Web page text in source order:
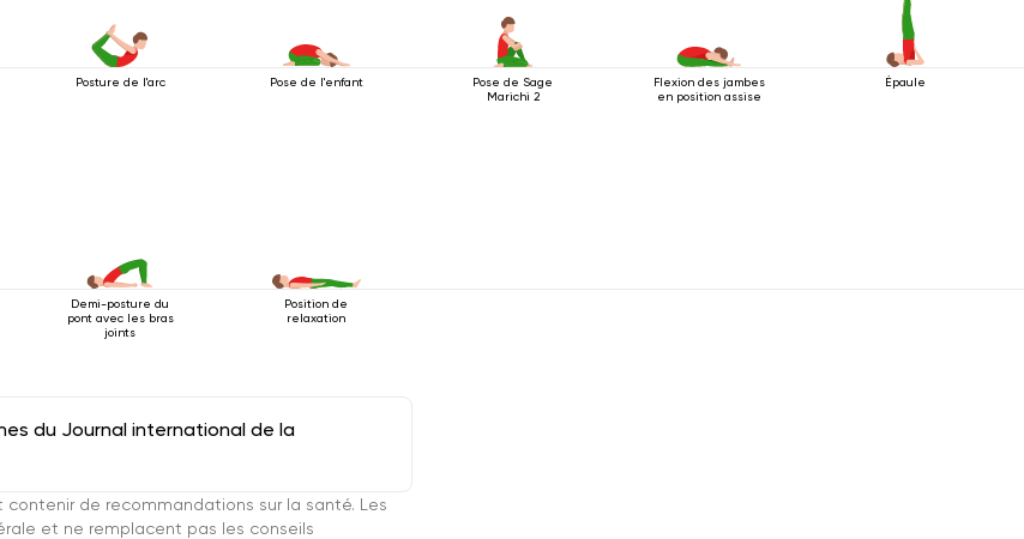
Posture de l'arc Pose de l'enfant
Pose de Sage
Marichi 2
Flexion des jambes
en position assise
Épaule
Demi-posture du
pont avec les bras
joints
Position de
relaxation
du Journal international de la
de recommandations sur la santé. Les
et ne remplacent pas les conseils